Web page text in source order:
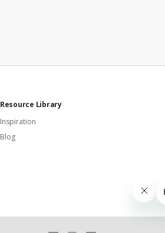
Resource Library
Inspiration
Blog